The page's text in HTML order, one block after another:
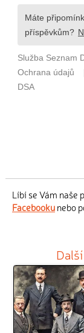
Líbí se Vám naše
Facebookunebo